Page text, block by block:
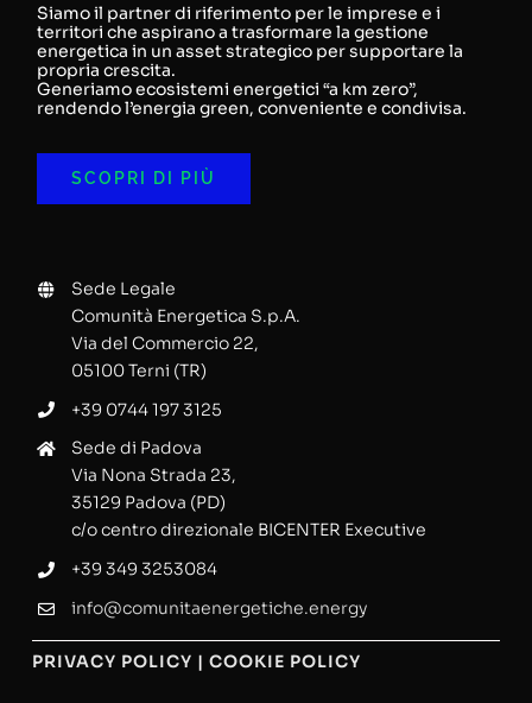
Siamo il partner di riferimento per le imprese e i
territori che aspirano a trasformare la gestione
energetica in un asset strategico per supportare la
propria crescita.
Generiamo ecosistemi energetici “a km zero”,
rendendo l’energia green, conveniente e condivisa.
SCOPRI DI PIÙ
Sede Legale
Comunità Energetica S.p.A.
Via del Commercio 22,
05100 Terni (TR)
+39 0744 197 3125
Sede di Padova
Via Nona Strada 23,
35129 Padova (PD)
c/o centro direzionale BICENTER Executive
+39 349 3253084
info@comunitaenergetiche.energy
PRIVACY POLICY | COOKIE POLICY